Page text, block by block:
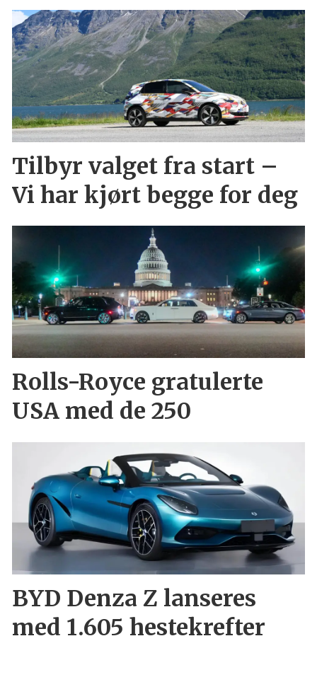
Tilbyr valget fra start –
Vi har kjørt begge for deg
Rolls-Royce gratulerte
USA med de 250
BYD Denza Z lanseres
med 1.605 hestekrefter